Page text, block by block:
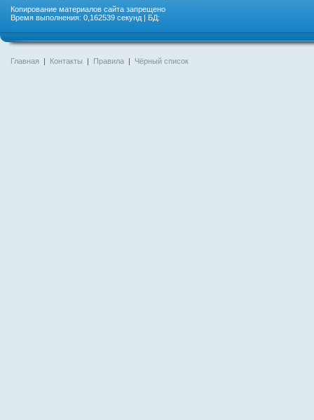
Копирование материалов сайта запрещено
Время выполнения: 0,162539 секунд | БД:
Главная | Контакты | Правила | Чёрный список